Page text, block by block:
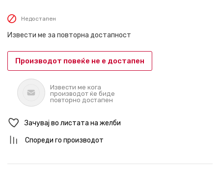
Недостапен
Извести ме за повторна достапност
Производот повеќе не е достапен
Извести ме кога
производот ќе биде
повторно достапен
Зачувај во листата на желби
Спореди го производот